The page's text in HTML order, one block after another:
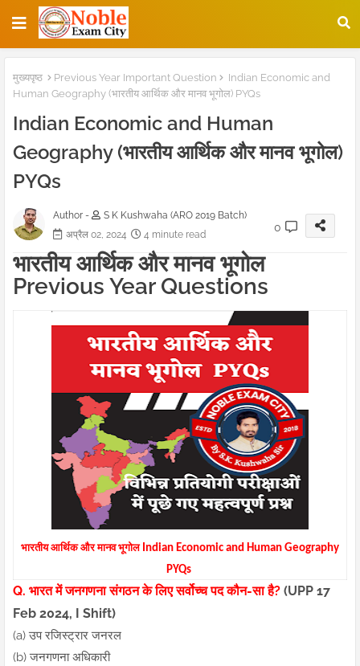
मुख्यपृष्ठ Previous Year Important Question
Indian Economic and
Human Geography (भारतीय आर्थिक और मानव भूगोल) PYQs
Indian Economic and Human
Geography (भारतीय आर्थिक और मानव भूगोल)
PYQs
Author -
S K Kushwaha (ARO 2019 Batch)
अप्रैल 02, 2024
4 minute read
0
भारतीय आर्थिक और मानव भूगोल
Previous Year Questions
भारतीय आर्थिक और मानव भूगोल Indian Economic and Human Geography
PYQs
Q. भारत में जनगणना संगठन के लिए सर्वोच्च पद कौन-सा है? (UPP 17
Feb 2024, I Shift)
(a) उप रजिस्ट्रार जनरल
(b) जनगणना अधिकारी